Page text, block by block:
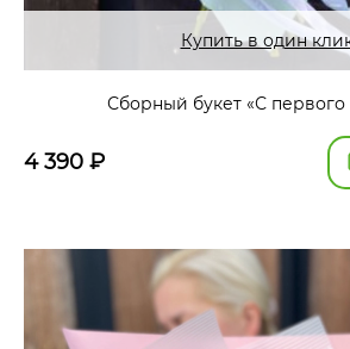
Купить в один
Сборный букет «С первого
4 390 ₽